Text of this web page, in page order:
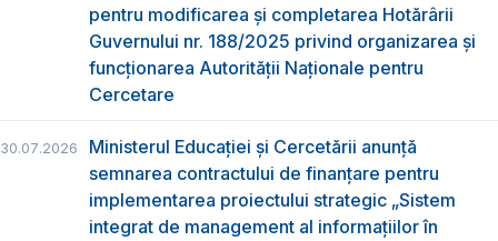
pentru modificarea și completarea Hotărârii
Guvernului nr. 188/2025 privind organizarea şi
funcţionarea Autorităţii Naţionale pentru
Cercetare
30.07.2026
Ministerul Educației și Cercetării anunță
semnarea contractului de finanțare pentru
implementarea proiectului strategic „Sistem
integrat de management al informațiilor în